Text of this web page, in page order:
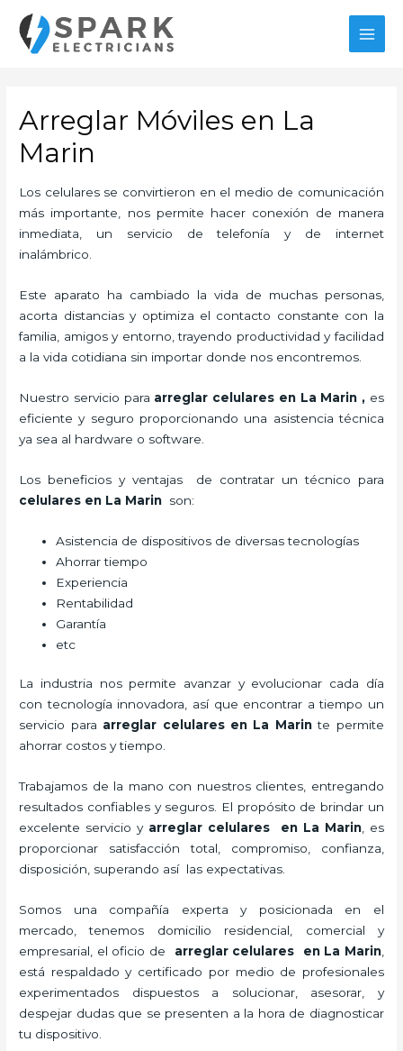
contenido
Arreglar Móviles en La
Marin
Los celulares se convirtieron en el medio de comunicación
más importante, nos permite hacer conexión de manera
inmediata, un servicio de telefonía y de internet
inalámbrico.
Este aparato ha cambiado la vida de muchas personas,
acorta distancias y optimiza el contacto constante con la
familia, amigos y entorno, trayendo productividad y facilidad
a la vida cotidiana sin importar donde nos encontremos.
Nuestro servicio para arreglar celulares en La Marin , es
eficiente y seguro proporcionando una asistencia técnica
ya sea al hardware o software.
Los beneficios y ventajas de contratar un técnico para
celulares en La Marin son:
Asistencia de dispositivos de diversas tecnologías
Ahorrar tiempo
Experiencia
Rentabilidad
Garantía
etc
La industria nos permite avanzar y evolucionar cada día
con tecnología innovadora, así que encontrar a tiempo un
servicio para arreglar celulares en La Marinte permite
ahorrar costos y tiempo.
Trabajamos de la mano con nuestros clientes, entregando
resultados confiables y seguros. El propósito de brindar un
excelente servicio y arreglar celulares en La Marin, es
proporcionar satisfacción total, compromiso, confianza,
disposición, superando así las expectativas.
Somos una compañía experta y posicionada en el
mercado, tenemos domicilio residencial, comercial y
empresarial, el oficio de arreglar celulares en La Marin,
está respaldado y certificado por medio de profesionales
experimentados dispuestos a solucionar, asesorar, y
despejar dudas que se presenten a la hora de diagnosticar
tu dispositivo.